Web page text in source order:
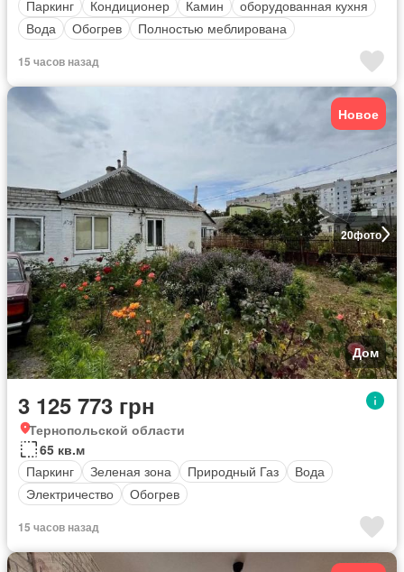
Паркинг
Кондиционер Камин
оборудованная кухня
Вода
Обогрев Полностью меблирована
15 часов назад
20фото
Новое
Дом
3 125 773 грн
Тернопольской области
65 кв.м
Паркинг
Зеленая зона Природный Газ
Вода
Электричество
Обогрев
15 часов назад